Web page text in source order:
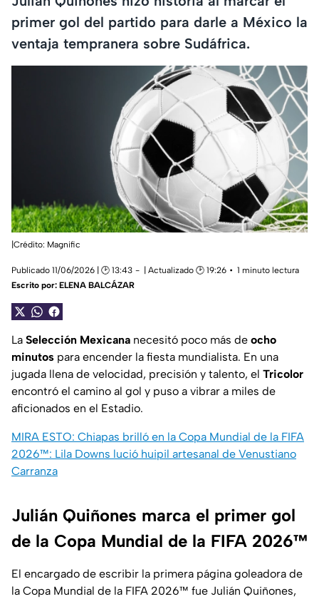
primer gol del partido para darle a México la
ventaja tempranera sobre Sudáfrica.
|Crédito: Magnific
Publicado 11/06/2026 | 🕑 13:43 | Actualizado 🕑 19:26
1 minuto lectura
Escrito por: ELENA BALCÁZAR
La Selección Mexicana necesitó poco más de ocho
minutos para encender la fiesta mundialista. En una
jugada llena de velocidad, precisión y talento, el Tricolor
encontró el camino al gol y puso a vibrar a miles de
aficionados en el Estadio.
MIRA ESTO: Chiapas brilló en la Copa Mundial de la FIFA
2026™: Lila Downs lució huipil artesanal de Venustiano
Carranza
Julián Quiñones marca el primer gol
de la Copa Mundial de la FIFA 2026™
El encargado de escribir la primera página goleadora de
la Copa Mundial de la FIFA 2026™ fue Julián Quiñones,